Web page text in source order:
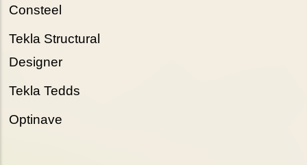
Consteel
Tekla Structural
Designer
Tekla Tedds
Optinave